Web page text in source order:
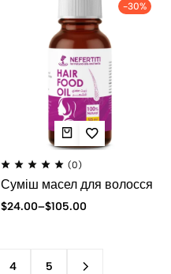
-30%
(0)
Суміш масел для волосся
$24.00–$105.00
4 5